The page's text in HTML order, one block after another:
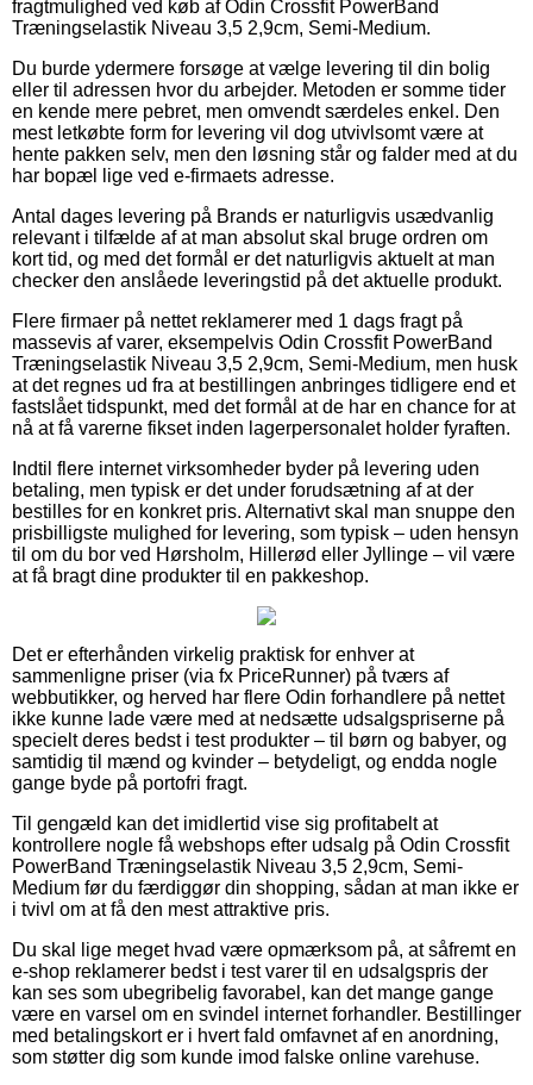
fragtmulighed ved køb af Odin Crossfit PowerBand
Træningselastik Niveau 3,5 2,9cm, Semi-Medium.
Du burde ydermere forsøge at vælge levering til din bolig
eller til adressen hvor du arbejder. Metoden er somme tider
en kende mere pebret, men omvendt særdeles enkel. Den
mest letkøbte form for levering vil dog utvivlsomt være at
hente pakken selv, men den løsning står og falder med at du
har bopæl lige ved e-firmaets adresse.
Antal dages levering på Brands er naturligvis usædvanlig
relevant i tilfælde af at man absolut skal bruge ordren om
kort tid, og med det formål er det naturligvis aktuelt at man
checker den anslåede leveringstid på det aktuelle produkt.
Flere firmaer på nettet reklamerer med 1 dags fragt på
massevis af varer, eksempelvis Odin Crossfit PowerBand
Træningselastik Niveau 3,5 2,9cm, Semi-Medium, men husk
at det regnes ud fra at bestillingen anbringes tidligere end et
fastslået tidspunkt, med det formål at de har en chance for at
nå at få varerne fikset inden lagerpersonalet holder fyraften.
Indtil flere internet virksomheder byder på levering uden
betaling, men typisk er det under forudsætning af at der
bestilles for en konkret pris. Alternativt skal man snuppe den
prisbilligste mulighed for levering, som typisk – uden hensyn
til om du bor ved Hørsholm, Hillerød eller Jyllinge – vil være
at få bragt dine produkter til en pakkeshop.
Det er efterhånden virkelig praktisk for enhver at
sammenligne priser (via fx PriceRunner) på tværs af
webbutikker, og herved har flere Odin forhandlere på nettet
ikke kunne lade være med at nedsætte udsalgspriserne på
specielt deres bedst i test produkter – til børn og babyer, og
samtidig til mænd og kvinder – betydeligt, og endda nogle
gange byde på portofri fragt.
Til gengæld kan det imidlertid vise sig profitabelt at
kontrollere nogle få webshops efter udsalg på Odin Crossfit
PowerBand Træningselastik Niveau 3,5 2,9cm, Semi-
Medium før du færdiggør din shopping, sådan at man ikke er
i tvivl om at få den mest attraktive pris.
Du skal lige meget hvad være opmærksom på, at såfremt en
e-shop reklamerer bedst i test varer til en udsalgspris der
kan ses som ubegribelig favorabel, kan det mange gange
være en varsel om en svindel internet forhandler. Bestillinger
med betalingskort er i hvert fald omfavnet af en anordning,
som støtter dig som kunde imod falske online varehuse.